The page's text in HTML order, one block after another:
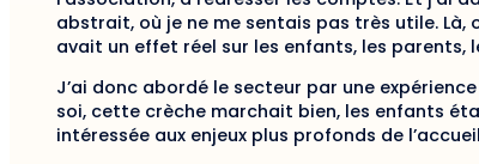
abstrait, où je ne me sentais pas très utile.
avait un effet réel sur les enfants, les parents,
J’ai donc abordé le secteur par une
soi, cette crèche marchait bien, les enfants
intéressée aux enjeux plus profonds de